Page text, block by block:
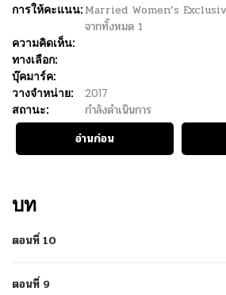
การให้คะแนน: Married Women’s
จากทั้งหมด 1
ความคิดเห็น:
ทางเลือก:
บุ๊คมาร์ค:
วางจำหน่าย:
2017
สถานะ:
กำลังดำเนินการ
อ่านก่อน
บท
ตอนที่ 10
ตอนที่ 9